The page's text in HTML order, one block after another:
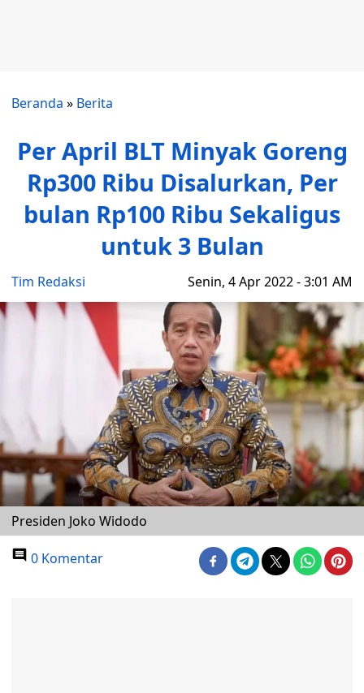
Beranda » Berita
Per April BLT Minyak Goreng
Rp300 Ribu Disalurkan, Per
bulan Rp100 Ribu Sekaligus
untuk 3 Bulan
Tim Redaksi Senin, 4 Apr 2022 - 3:01 AM
Presiden Joko Widodo
0 Komentar